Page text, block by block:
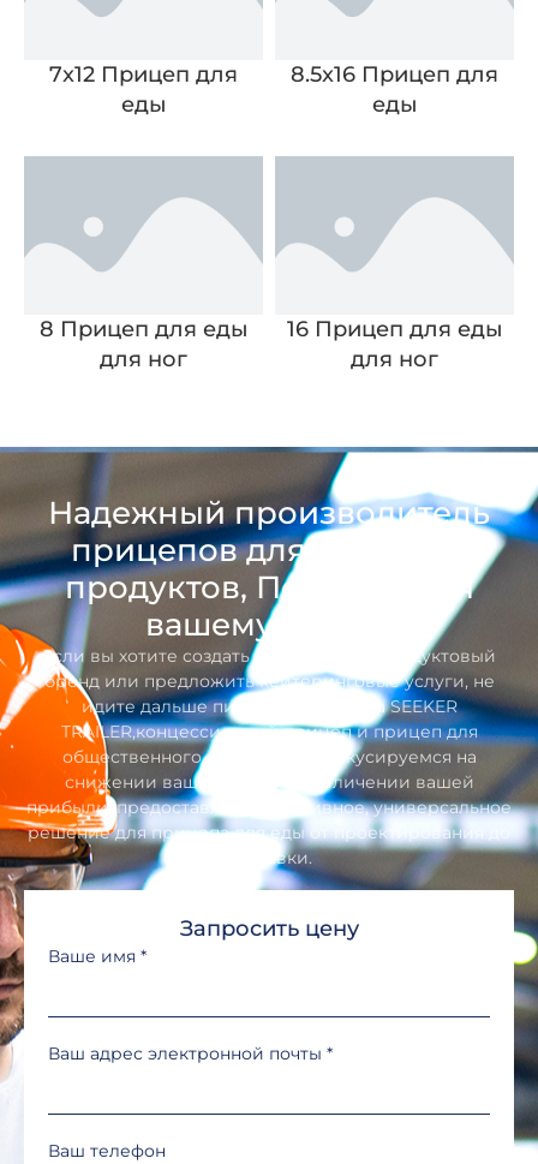
7x12 Прицеп для
еды
8.5x16 Прицеп для
еды
8 Прицеп для еды
для ног
16 Прицеп для еды
для ног
Надежный производитель
прицепов для пищевых
продуктов, Посвящается
вашему успеху
Если вы хотите создать собственный продуктовый
бренд или предложить кейтеринговые услуги, не
идите дальше пищевого прицепа SEEKER
TRAILER,концессионный прицеп и прицеп для
общественного питания. Мы фокусируемся на
снижении ваших затрат и увеличении вашей
прибыли, предоставляя эффективное, универсальное
решение для прицепа для еды от проектирования до
доставки.
Запросить цену
Ваше имя *
Ваш адрес электронной почты *
Ваш телефон